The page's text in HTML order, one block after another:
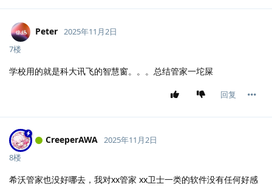
Peter 2025年11月2日
7楼
学校用的就是科大讯飞的智慧窗。。。总结管家一坨屎
回复
CreeperAWA 2025年11月2日
8楼
希沃管家也没好哪去，我对xx管家 xx卫士一类的软件没有任何好感